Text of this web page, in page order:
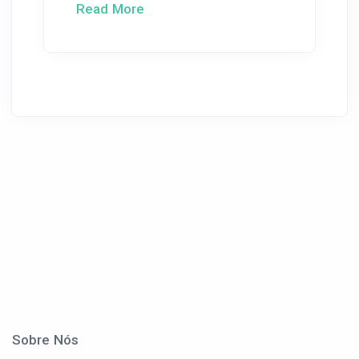
Read More
Sobre Nós